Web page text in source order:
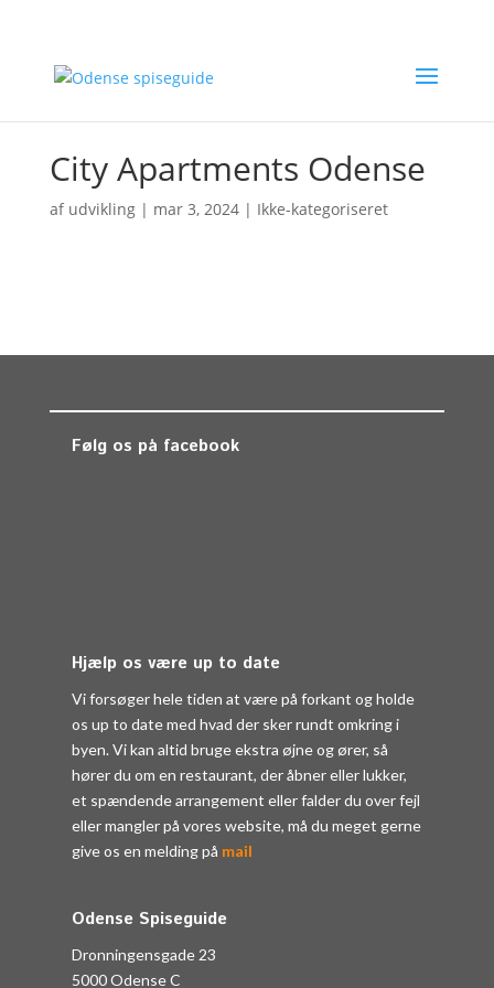
City Apartments Odense
af udvikling| mar 3, 2024| Ikke-kategoriseret
Følg os på facebook
Hjælp os være up to date
Vi forsøger hele tiden at være på forkant og holde
os up to date med hvad der sker rundt omkring i
byen. Vi kan altid bruge ekstra øjne og ører, så
hører du om en restaurant, der åbner eller lukker,
et spændende arrangement eller falder du over fejl
eller mangler på vores website, må du meget gerne
give os en melding på mail
Odense Spiseguide
Dronningensgade 23
5000 Odense C